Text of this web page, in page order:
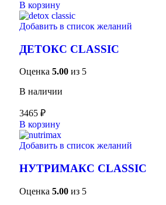
В корзину
Добавить в список желаний
ДЕТОКС CLASSIC
Оценка 5.00 из 5
В наличии
3465 ₽
В корзину
Добавить в список желаний
НУТРИМАКС CLASSIC
Оценка 5.00 из 5